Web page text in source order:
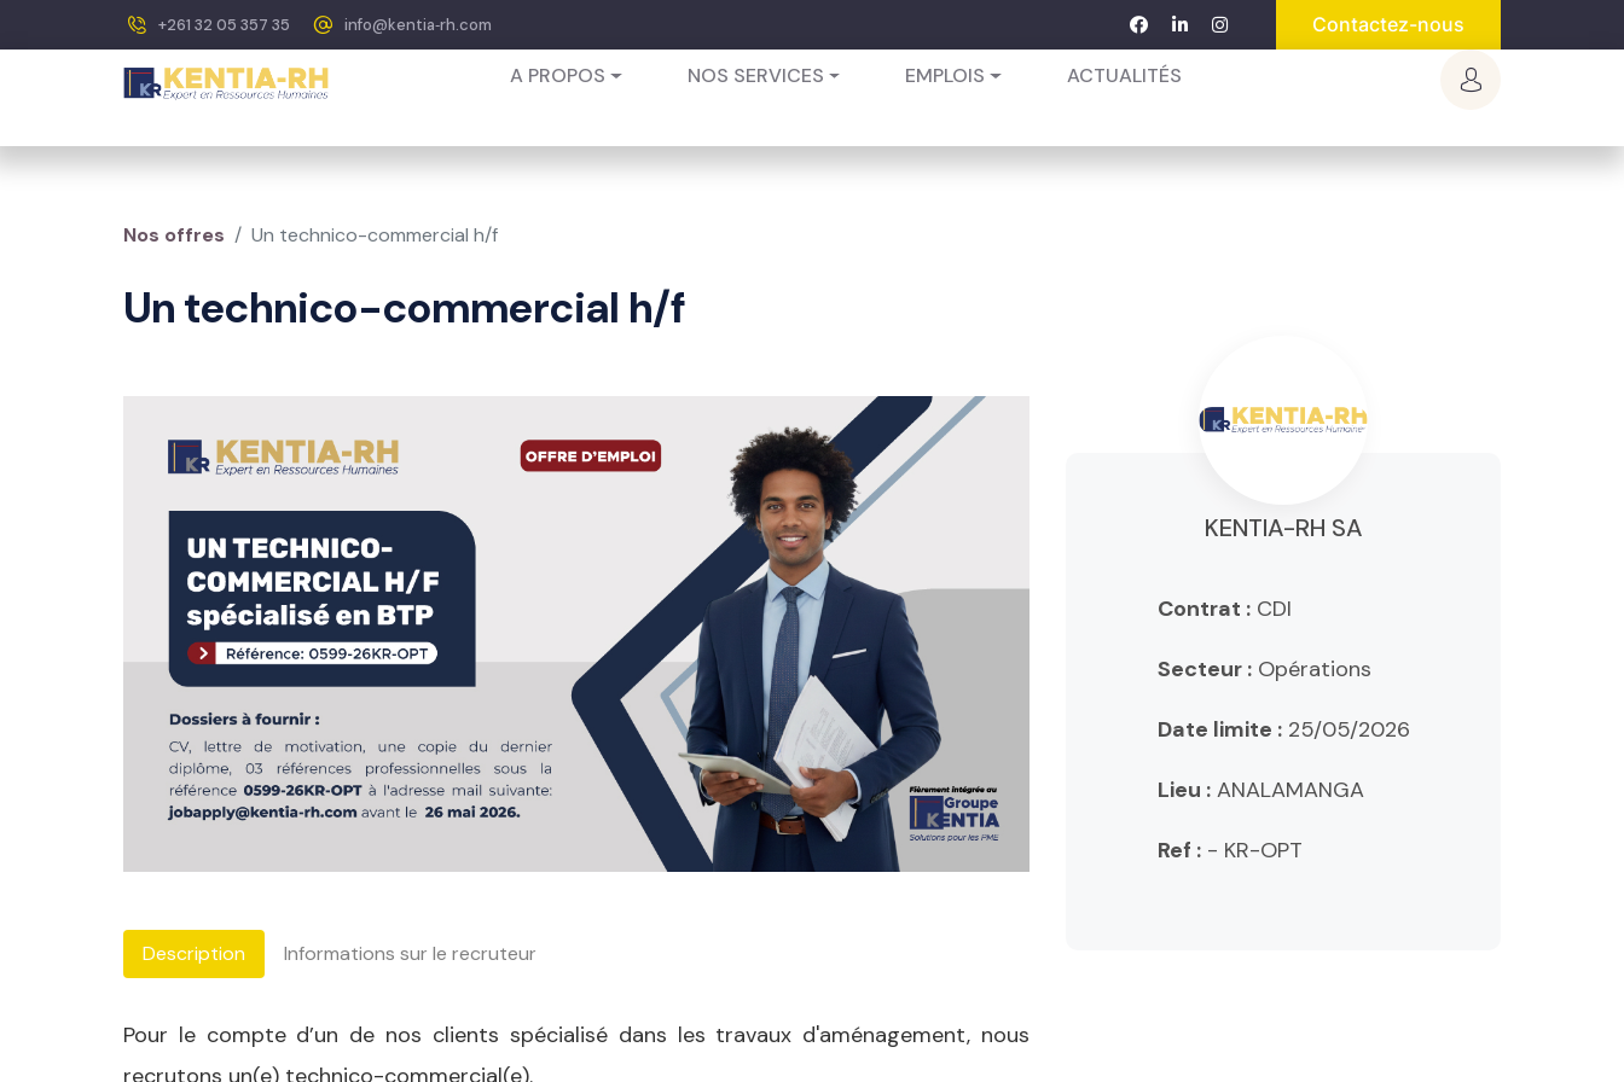
+261 32 05 357 35 info@kentia‐rh.com Contactez-nous
A PROPOS NOS SERVICES EMPLOIS ACTUALITÉS
Nos offres Un technico-commercial h/f
Un technico-commercial h/f
Description Informations sur le recruteur
Pour le compte d’un de nos clients spécialisé dans les travaux d'aménagement, nous
recrutons un(e) technico-commercial(e).
KENTIA-RH SA
Contrat :CDI
Secteur :Opérations
Date limite :25/05/2026
Lieu :ANALAMANGA
Ref :- KR-OPT